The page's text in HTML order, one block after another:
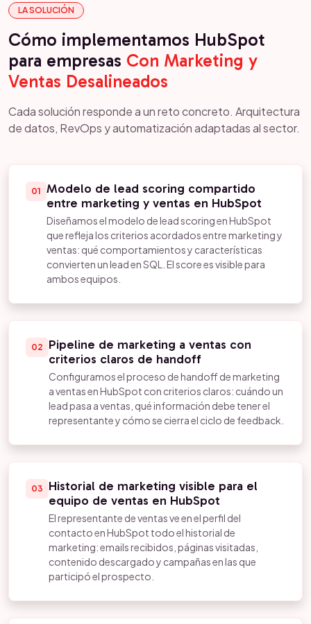
LA SOLUCIÓN
Cómo implementamos HubSpot
para empresas Con Marketing y
Ventas Desalineados
Cada solución responde a un reto concreto. Arquitectura
de datos, RevOps y automatización adaptadas al sector.
01 Modelo de lead scoring compartido
entre marketing y ventas en HubSpot
Diseñamos el modelo de lead scoring en HubSpot
que refleja los criterios acordados entre marketing y
ventas: qué comportamientos y características
convierten un lead en SQL. El score es visible para
ambos equipos.
02
Pipeline de marketing a ventas con
criterios claros de handoff
Configuramos el proceso de handoff de marketing
a ventas en HubSpot con criterios claros: cuándo un
lead pasa a ventas, qué información debe tener el
representante y cómo se cierra el ciclo de feedback.
03
Historial de marketing visible para el
equipo de ventas en HubSpot
El representante de ventas ve en el perfil del
contacto en HubSpot todo el historial de
marketing: emails recibidos, páginas visitadas,
contenido descargado y campañas en las que
participó el prospecto.